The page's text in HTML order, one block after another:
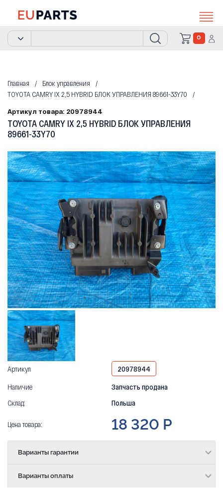
0
Главная
Блок управления
TOYOTA CAMRY IX 2,5 HYBRID БЛОК УПРАВЛЕНИЯ 89661-33Y70
Артикул товара: 20978944
TOYOTA CAMRY IX 2,5 HYBRID БЛОК УПРАВЛЕНИЯ
89661-33Y70
Артикул
20978944
Наличие
Запчасть продана
Склад:
Польша
Цена товара: 18 320 Р
Варианты гарантии
Варианты оплаты